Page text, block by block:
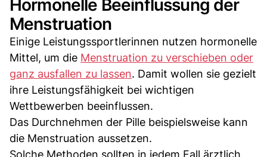
Hormonelle Beeinflussung der
Menstruation
Einige Leistungssportlerinnen nutzen hormonelle
Mittel, um die Menstruation zu verschieben oder
ganz ausfallen zu lassen. Damit wollen sie gezielt
ihre Leistungsfähigkeit bei wichtigen
Wettbewerben beeinflussen.
Das Durchnehmen der Pille beispielsweise kann
die Menstruation aussetzen.
Solche Methoden sollten in jedem Fall ärztlich